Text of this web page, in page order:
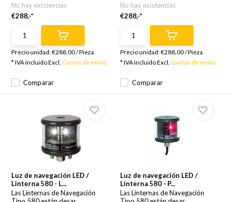
Comparar
No hay existencias
€288,-*
Precio unidad:€288,00/Pieza
* IVA incluido Excl.Gastos de envío
Comparar
No hay existencias
€288,-*
Precio unidad:€288,00/Pieza
* IVA incluido Excl. Gastos de envío
Luz de navegación LED /
Linterna 580 - L...
Las Linternas de Navegación
Luz de navegación LED /
Linterna 580 - P...
Las Linternas de Navegación